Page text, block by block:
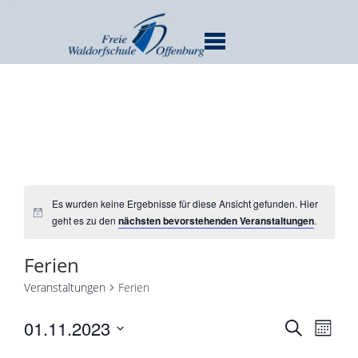
Es wurden keine Ergebnisse für diese Ansicht gefunden. Hier
geht es zu den nächsten bevorstehenden Veranstaltungen.
Ferien
Veranstaltungen Ferien
SUCHEMONAT
01.11.2023